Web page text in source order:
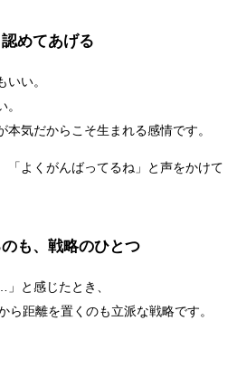
めてあげる
いい。
。
気だからこそ生まれる感情です。
「よくがんばってるね」と声をかけて
も、戦略のひとつ
」と感じたとき、
ら距離を置くのも立派な戦略です。